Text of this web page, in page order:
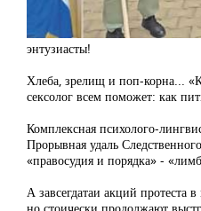
энтузиасты!
Хлеба, зрелищ и поп-корна...
сексолог всем поможет: как
Комплексная психолого-
Прорывная удаль
«правосудия и порядка» -
А завсегдатаи акций